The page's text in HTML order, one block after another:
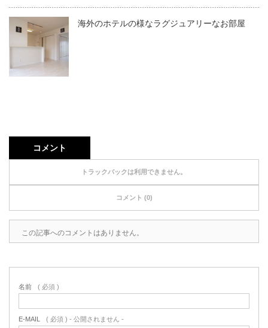
海外のホテルの様なラグジュアリーなお部屋
コメント
トラックバックは利用できません。
コメント (0)
この記事へのコメントはありません。
名前 ( 必須 )
E-MAIL ( 必須 ) - 公開されません -